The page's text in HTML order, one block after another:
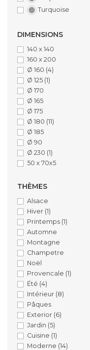
Turquoise
DIMENSIONS
140 x 140
160 x 200
Ø 160 (4)
Ø 125 (1)
Ø 170
Ø 165
Ø 175
Ø 180 (11)
Ø 185
Ø 90
Ø 230 (1)
50 x 70x5
THÈMES
Alsace
Hiver (1)
Printemps (1)
Automne
Montagne
Champetre
Noël
Provencale (1)
Été (4)
Intérieur (8)
Pâques
Exterior (6)
Jardin (5)
Cuisine (1)
Moderne (14)